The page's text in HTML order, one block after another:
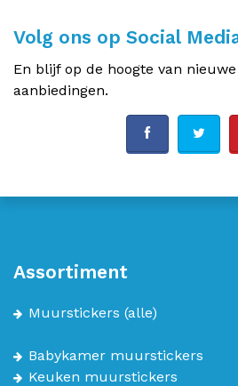
Volg ons op Social
En blijf op de hoogte van
aanbiedingen.
Assortiment
Muurstickers (alle)
Babykamer muurstickers
Keuken muurstickers